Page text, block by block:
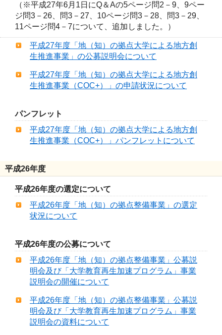
（※平成27年6月1日にQ＆Aの5ページ問2－9、9ペー
ジ問3－26、問3－27、10ページ問3－28、問3－29、
11ページ問4－7について、追加しました。）
平成27年度「地（知）の拠点大学による地方創
生推進事業」の公募説明会について
平成27年度「地（知）の拠点大学による地方創
生推進事業（COC+）」の申請状況について
パンフレット
平成27年度「地（知）の拠点大学による地方創
生推進事業（COC+）」パンフレットについて
平成26年度
平成26年度の選定について
平成26年度「地（知）の拠点整備事業」の選定
状況について
平成26年度の公募について
平成26年度「地（知）の拠点整備事業」公募説
明会及び「大学教育再生加速プログラム」事業
説明会の開催について
平成26年度「地（知）の拠点整備事業」公募説
明会及び「大学教育再生加速プログラム」事業
説明会の資料について